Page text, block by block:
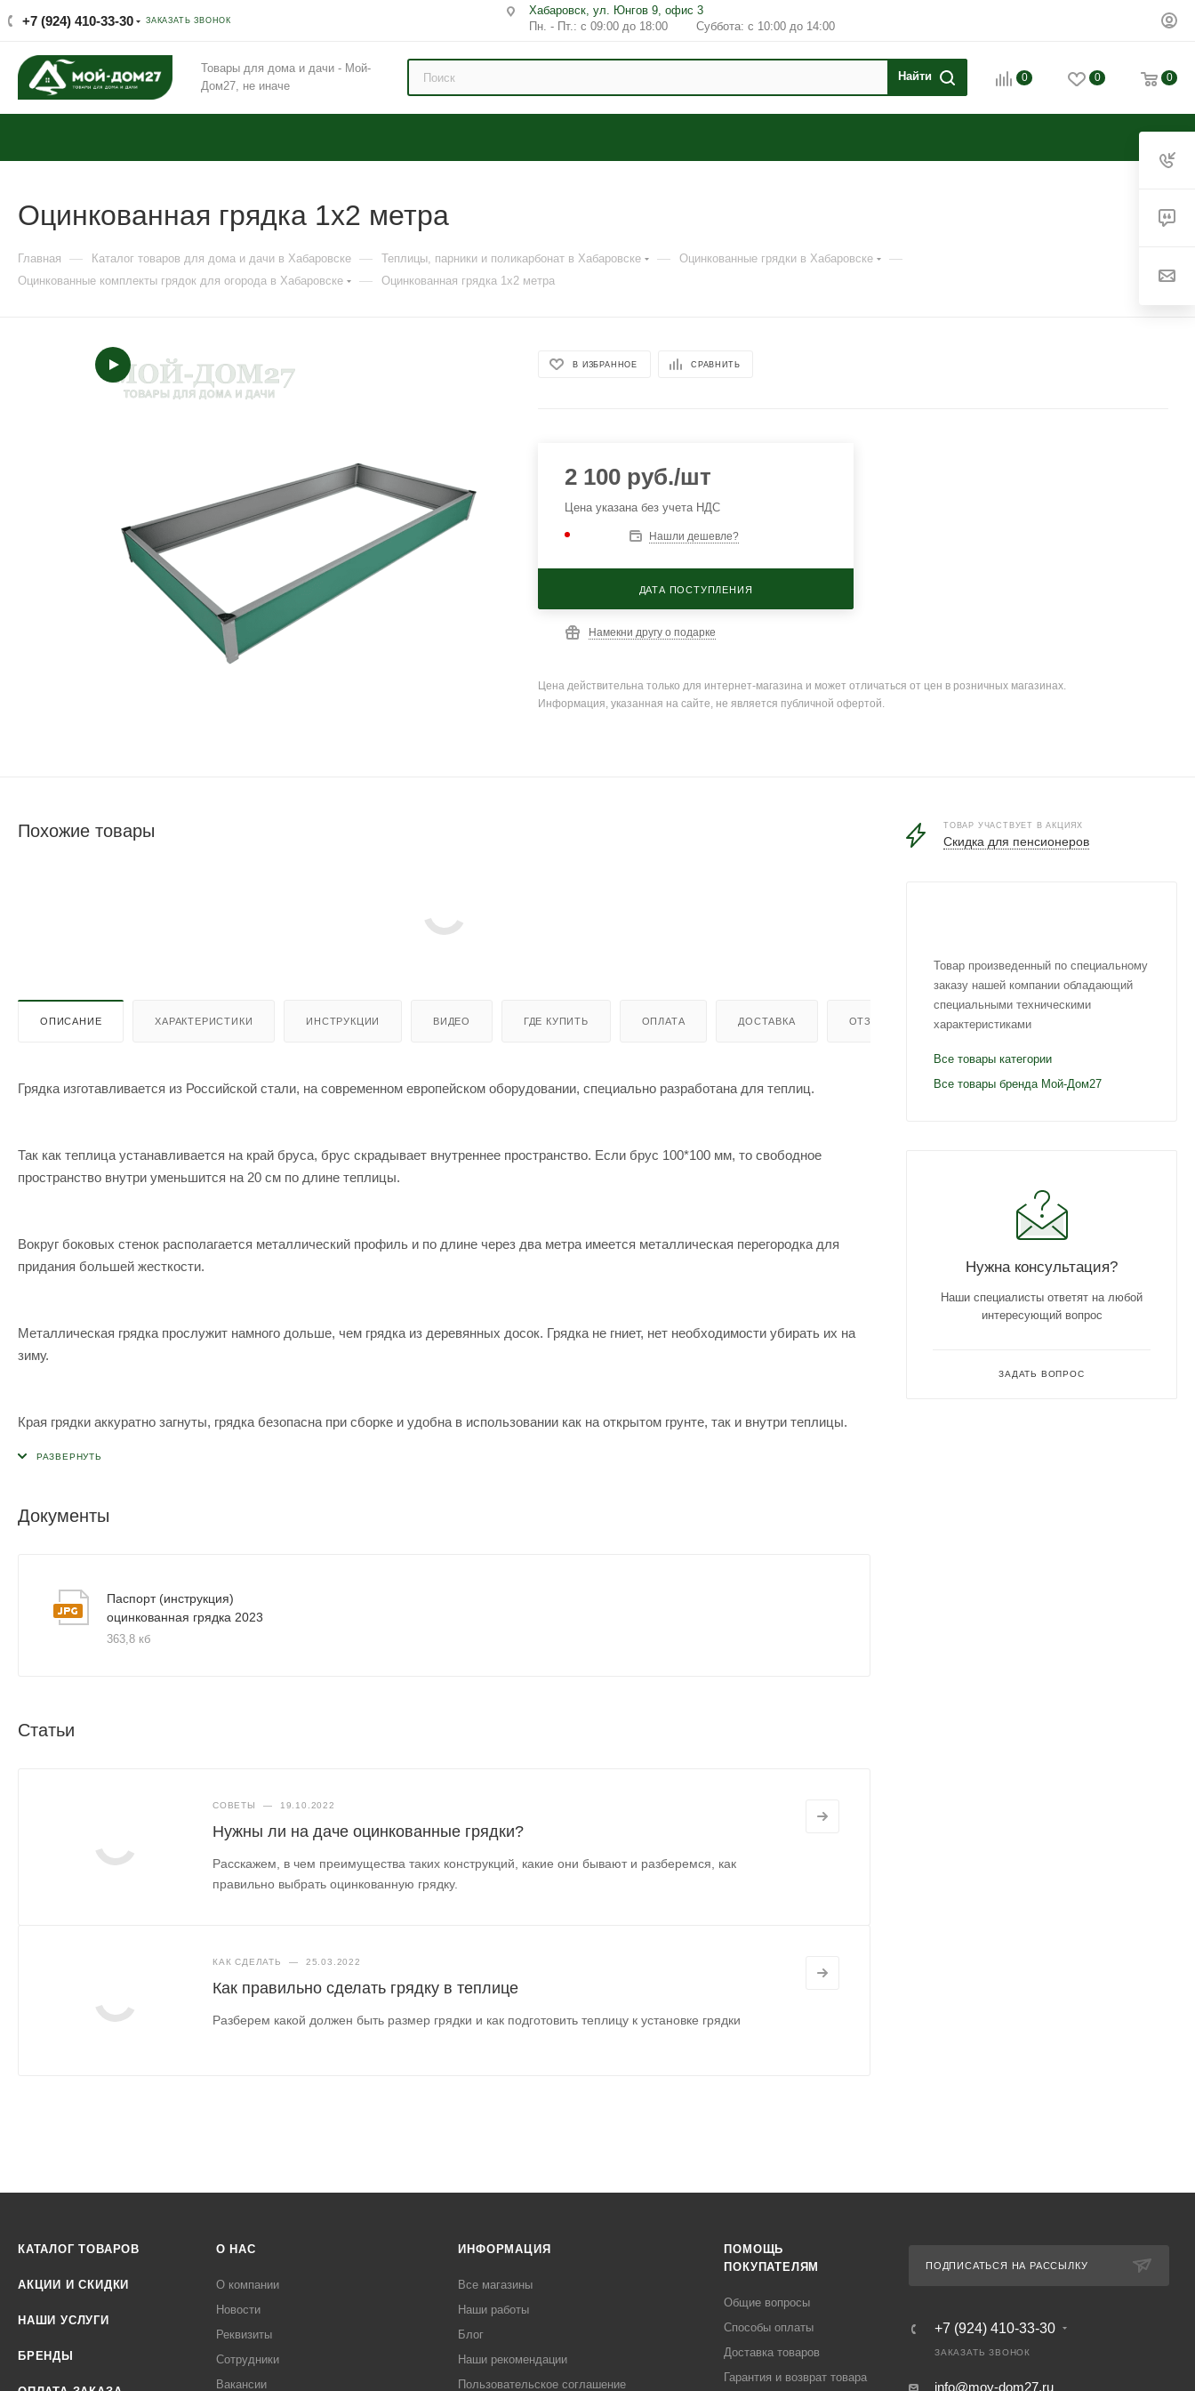
+7 (924) 410-33-30 ЗАКАЗАТЬ ЗВОНОК
Хабаровск, ул. Юнгов 9, офис 3
Пн. - Пт.: с 09:00 до 18:00 Суббота: с 10:00 до 14:00
Товары для дома и дачи - Мой-
Дом27, не иначе
0 0 0
Оцинкованная грядка 1х2 метра
Главная — Каталог товаров для дома и дачи в Хабаровске — Теплицы, парники и поликарбонат в Хабаровске — Оцинкованные грядки в Хабаровске —
Оцинкованные комплекты грядок для огорода в Хабаровске — Оцинкованная грядка 1х2 метра
В ИЗБРАННОЕ СРАВНИТЬ
2 100 руб./шт
Цена указана без учета НДС
Нашли дешевле?
ДАТА ПОСТУПЛЕНИЯ
Намекни другу о подарке
Цена действительна только для интернет-магазина и может отличаться от цен в розничных магазинах.
Информация, указанная на сайте, не является публичной офертой.
Похожие товары
ОПИСАНИЕ ХАРАКТЕРИСТИКИ ИНСТРУКЦИИ ВИДЕО ГДЕ КУПИТЬ ОПЛАТА ДОСТАВКА ОТЗЫВЫ
Грядка изготавливается из Российской стали, на современном европейском оборудовании, специально разработана для теплиц.
Так как теплица устанавливается на край бруса, брус скрадывает внутреннее пространство. Если брус 100*100 мм, то свободное
пространство внутри уменьшится на 20 см по длине теплицы.
Вокруг боковых стенок располагается металлический профиль и по длине через два метра имеется металлическая перегородка для
придания большей жесткости.
Металлическая грядка прослужит намного дольше, чем грядка из деревянных досок. Грядка не гниет, нет необходимости убирать их на
зиму.
Края грядки аккуратно загнуты, грядка безопасна при сборке и удобна в использовании как на открытом грунте, так и внутри теплицы.
Документы
Паспорт (инструкция)
оцинкованная грядка 2023
363,8 кб
Статьи
СОВЕТЫ — 19.10.2022
Нужны ли на даче оцинкованные грядки?
Расскажем, в чем преимущества таких конструкций, какие они бывают и разберемся, как
правильно выбрать оцинкованную грядку.
КАК СДЕЛАТЬ — 25.03.2022
Как правильно сделать грядку в теплице
Разберем какой должен быть размер грядки и как подготовить теплицу к установке грядки
ТОВАР УЧАСТВУЕТ В АКЦИЯХ
Скидка для пенсионеров
Товар произведенный по специальному
заказу нашей компании обладающий
специальными техническими
характеристиками
Все товары категории
Все товары бренда Мой-Дом27
Нужна консультация?
Наши специалисты ответят на любой
интересующий вопрос
ЗАДАТЬ ВОПРОС
КАТАЛОГ ТОВАРОВ
АКЦИИ И СКИДКИ
НАШИ УСЛУГИ
БРЕНДЫ
О НАС
О компании
Новости
Реквизиты
Сотрудники
Вакансии
ИНФОРМАЦИЯ
Все магазины
Наши работы
Блог
Наши рекомендации
Пользовательское соглашение
ПОМОЩЬ
ПОКУПАТЕЛЯМ
Общие вопросы
Способы оплаты
Доставка товаров
Гарантия и возврат товара
ПОДПИСАТЬСЯ НА РАССЫЛКУ
+7 (924) 410-33-30
ЗАКАЗАТЬ ЗВОНОК
info@moy-dom27.ru